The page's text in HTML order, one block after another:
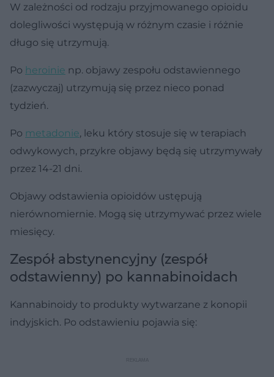
W zależności od rodzaju przyjmowanego opioidu
dolegliwości występują w różnym czasie i różnie
długo się utrzymują.
Po heroinie np. objawy zespołu odstawiennego
(zazwyczaj) utrzymują się przez nieco ponad
tydzień.
Po metadonie, leku który stosuje się w terapiach
odwykowych, przykre objawy będą się utrzymywały
przez 14-21 dni.
Objawy odstawienia opioidów ustępują
nierównomiernie. Mogą się utrzymywać przez wiele
miesięcy.
Zespół abstynencyjny (zespół
odstawienny) po kannabinoidach
Kannabinoidy to produkty wytwarzane z konopii
indyjskich. Po odstawieniu pojawia się: